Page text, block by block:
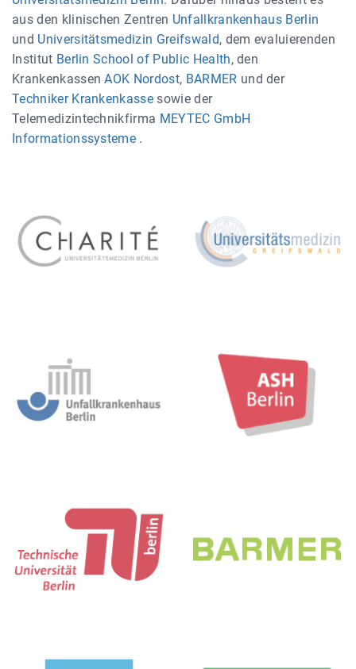
aus den klinischen Zentren Unfallkrankenhaus Berlin
und Universitätsmedizin Greifswald, dem evaluierenden
Institut Berlin School of Public Health, den
KrankenkassenAOK Nordost, BARMER und der
Techniker Krankenkasse sowie der
Telemedizintechnikfirma MEYTEC GmbH
Informationssysteme .